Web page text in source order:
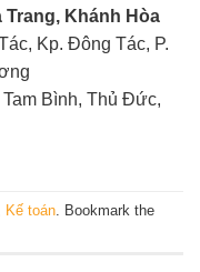
Trang, Khánh Hòa
Kp. Đông Tác, P.
Bình, Thủ Đức,
Kế toán . Bookmark the